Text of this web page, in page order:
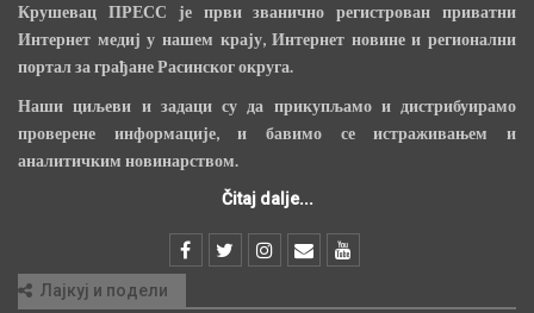
Крушевац ПРЕСС је први званично регистрован приватни
Интернет медиј у нашем крају, Интернет новине и регионални
портал за грађане Расинског округа.
Наши циљеви и задаци су да прикупљамо и дистрибуирамо
проверене информације, и бавимо се истраживањем и
аналитичким новинарством.
Čitaj dalje...
Лајкуј и подели